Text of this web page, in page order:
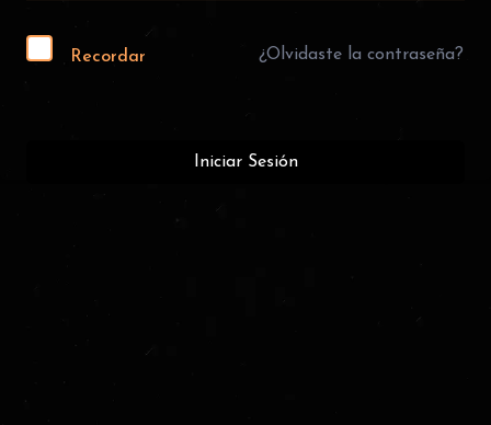
Recordar ¿Olvidaste la contraseña?
Iniciar Sesión